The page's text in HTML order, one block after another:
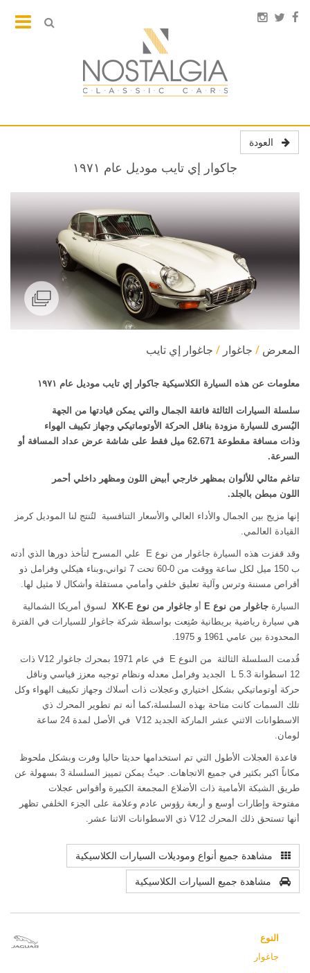
جاكوار إي تايب موديل عام ١٩٧١
العودة
المعرض جاغوار جاغوار إي تايب
معلومات عن هذه السيارة الكلاسيكية جاكوار إي تايب موديل عام ١٩٧١
سلسلة السيارات الثالثة فائقة الجمال والتي يمكن قيادتها من الجهة
اليُسرى للسيارة مزودة بناقل الحركة الأوتوماتيكي وجهاز تكييف الهواء
وذات مسافة مقطوعة 62.671 ميل فقط على شاشة عرض عداد المسافة أو
السرعة.
تناغم مثالي للألوان بمظهر خارجي أبيض اللون ومظهر داخلي أحمر
اللون مبطن بالجلد.
إنها مزيج بين الجمال والأداء العالي والأسعار التنافسية لتُنتج لنا الموديل كرمز
القيادة العالمي.
وقد قفزت هذه السيارة جاغوار من نوع E علي المسرح لتأخذ دورها الذي أدته
ب 150 ميل لكل ساعة ووقت من 0-60 تحت 7 ثواني،وبناء هيكلي وفرامل ذو
أقراص مسننة وترس وآلية تعليق خلفي وأمامي مستقلة وأشكال لا مثيل لها.
السيارة جاغوار من نوع E أو جاغوار من نوع XK-E لسوق أمريكا الشمالية
هي سيارة رياضية بريطانية صُنِعت بواسطة شركة جاغوار للسيارات في الفترة
المحدودة بين عامي 1961 و 1975.
قُدمت السلسلة الثالثة من النوع E في عام 1971 بمحرك جاغوار V12 ذات
12 اسطوانة 5.3 L الجديد وفرامل معدله ونظام توجيه معزز قياسي وناقل
حركة أوتوماتيكي بشكل اختياري وعجلات ذات أسلاك وجهاز تكييف الهواء وكل
تلك السمات كانت متاحة بهذه السلسلة،كما أنه تم تطوير المحرك ذي
الاسطوانات الاثني عشر الماركة الجديد V12 في الأصل لمدة 24 ساعة
لومان.
قاعدة العجلات الأطول التي تم استخدامها حديثا حاليا وفرت وبشكل ملحوظ
مكاناً اكبر بكثير في جميع الاتجاهات. حيثُ يمكن تمييز السلسلة 3 بسهولة عن
طريق الشبكة الأمامية ذات الأضلاع المجمعة الكبيرة وأقواس عجلات
مفتوحة وإطارات أوسع و أربعة رؤوس عادم وعلامة على الجزء الخلفي تظهر
أنها تستحق ذلك المحرك V12 ذي الاسطوانات الاثنا عشر.
مشاهدة جميع أنواع وموديلات السيارات الكلاسيكية
مشاهدة جميع السيارات الكلاسيكية
النوع
جاغوار